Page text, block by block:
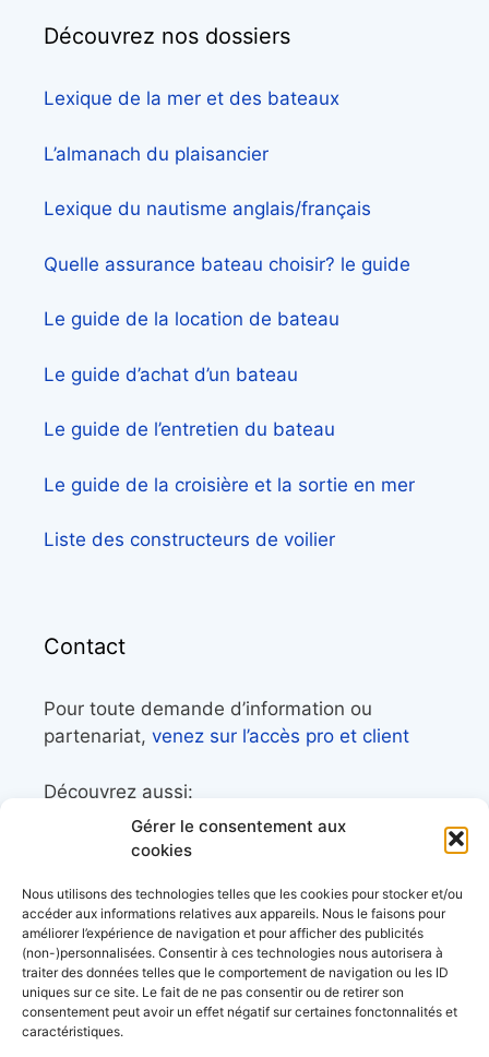
Gérer le consentement aux
cookies
Nous utilisons des technologies telles que les cookies pour stocker et/ou
accéder aux informations relatives aux appareils. Nous le faisons pour
améliorer l’expérience de navigation et pour afficher des publicités
(non-)personnalisées. Consentir à ces technologies nous autorisera à
traiter des données telles que le comportement de navigation ou les ID
uniques sur ce site. Le fait de ne pas consentir ou de retirer son
consentement peut avoir un effet négatif sur certaines fonctonnalités et
caractéristiques.
Découvrez nos dossiers
Lexique de la mer et des bateaux
L’almanach du plaisancier
Lexique du nautisme anglais/français
Quelle assurance bateau choisir? le guide
Le guide de la location de bateau
Le guide d’achat d’un bateau
Le guide de l’entretien du bateau
Le guide de la croisière et la sortie en mer
Liste des constructeurs de voilier
Contact
Pour toute demande d’information ou
partenariat, venez sur l’accès pro et client
Découvrez aussi:
Côtes&Mers, le magazine du littoral et sa
Mers&Montagnes, Equipement outdoor pour
le trek et le raid nautique
BoatingAds, le site d’annonces bateaux
européen